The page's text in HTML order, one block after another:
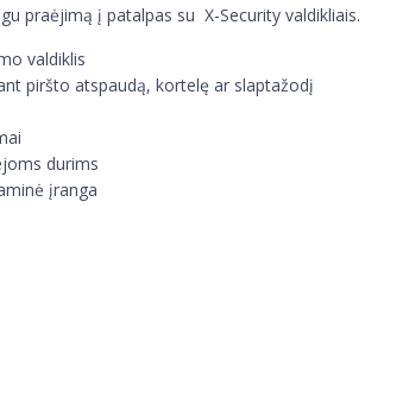
praėjimą į patalpas su X-Security valdikliais.
valdiklis
piršto atspaudą, kortelę ar slaptažodį
durims
įranga